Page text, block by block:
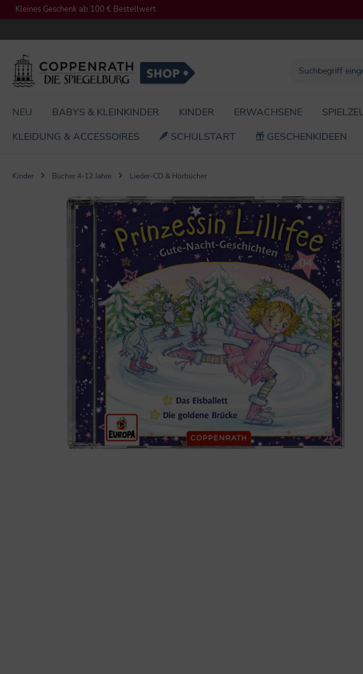
Zur Hauptnavigation springen
Kleines Geschenk ab 100 € Bestellwert
NEU BABYS & KLEINKINDER KINDER ERWACHSENE
KLEIDUNG & ACCESSOIRES
SCHULSTART GESCHENKIDEEN
Kinder Bücher 4-12 Jahre Lieder-CD & Hörbücher
Bildergalerie überspringen